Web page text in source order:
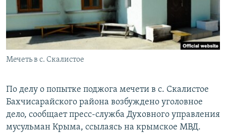
ПОБЕДИТЕЛЕЙ НЕ СУДЯТ?
КРЫМ.НЕПОКОРЕННЫЙ
ELIFBE
УКРАИНСКАЯ ПРОБЛЕМА КРЫМА
ПРИСОЕДИНЯЙТЕСЬ!
Мечеть в с. Скалистое
По делу о попытке поджога мечети в с. Скалистое
Бахчисарайского района возбуждено уголовное
дело, сообщает пресс-служба Духовного управления
мусульман Крыма, ссылаясь на крымское МВД.